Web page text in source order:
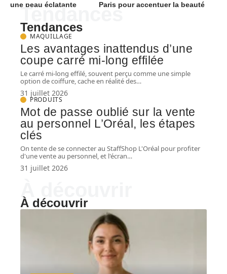
une peau éclatante
Paris pour accentuer la beauté
Tendances
Tendances
MAQUILLAGE
Les avantages inattendus d’une
coupe carré mi-long effilée
Le carré mi-long effilé, souvent perçu comme une simple
option de coiffure, cache en réalité des…
31 juillet 2026
PRODUITS
Mot de passe oublié sur la vente
au personnel L’Oréal, les étapes
clés
On tente de se connecter au StaffShop L'Oréal pour profiter
d'une vente au personnel, et l'écran…
31 juillet 2026
À découvrir